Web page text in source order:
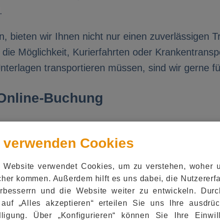
bieten wir Ihnen nicht nur einen zuverlässigen
Möglichkeit, Kurierfahrten oder
transportieren müssen, sind wir gerne
Buchung
über die Kosten Ihres Transfers haben.
Fahrpreis für Ihre gewünschte Strecke
passende Fahrzeug aus. Sie erhalten sofort
Möglichkeit, Ihre Fahrten direkt online zu
sichern Sie sich Ihren Flughafentransfer
Transferzeitpunkt aus und schließen Sie
verwenden Cookies
Website verwendet Cookies, um zu verstehen, woher
kommen. Außerdem hilft es uns dabei, die
und die Website weiter zu entwickeln.
„Alles akzeptieren“ erteilen Sie uns Ihre
Über „Konfigurieren“ können Sie Ihre